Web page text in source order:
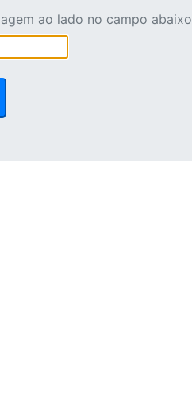
ao lado no campo abaixo